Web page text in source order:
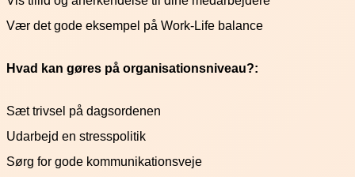
Vær det gode eksempel på Work-Life balance
Hvad kan gøres på organisationsniveau?:
Sæt trivsel på dagsordenen
Udarbejd en stresspolitik
Sørg for gode kommunikationsveje